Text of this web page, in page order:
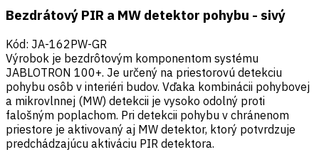
Bezdrátový PIR a MW detektor pohybu - sivý
Kód: JA-162PW-GR
Výrobok je bezdrôtovým komponentom systému
JABLOTRON 100+. Je určený na priestorovú detekciu
pohybu osôb v interiéri budov. Vďaka kombinácii pohybovej
a mikrovlnnej (MW) detekcii je vysoko odolný proti
falošným poplachom. Pri detekcii pohybu v chránenom
priestore je aktivovaný aj MW detektor, ktorý potvrdzuje
predchádzajúcu aktiváciu PIR detektora.